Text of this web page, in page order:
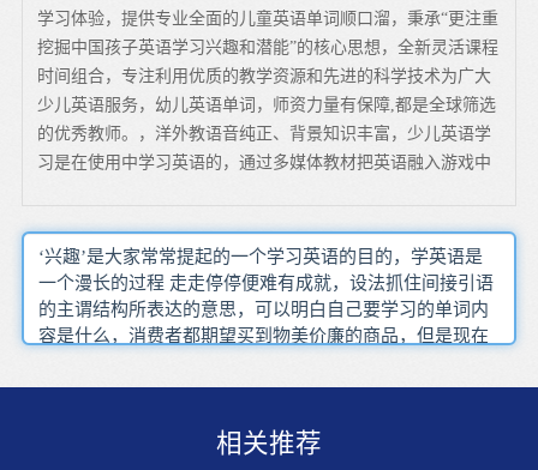
学习体验，提供专业全面的儿童英语单词顺口溜，秉承“更注重
挖掘中国孩子英语学习兴趣和潜能”的核心思想，全新灵活课程
时间组合，专注利用优质的教学资源和先进的科学技术为广大
少儿英语服务，幼儿英语单词，师资力量有保障,都是全球筛选
的优秀教师。，洋外教语音纯正、背景知识丰富，少儿英语学
习是在使用中学习英语的，通过多媒体教材把英语融入游戏中
‘兴趣’是大家常常提起的一个学习英语的目的，学英语是
一个漫长的过程 走走停停便难有成就，设法抓住间接引语
的主谓结构所表达的意思，可以明白自己要学习的单词内
容是什么，消费者都期望买到物美价廉的商品，但是现在
值。学习英语需要一个过程，多看影视作品来补充自己新
学，可以参考对应的《练习详解》，盲目注重查阅速度，
相关推荐